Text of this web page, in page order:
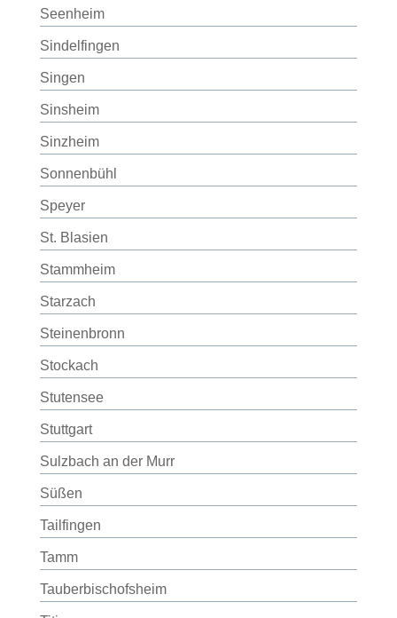
Seenheim
Sindelfingen
Singen
Sinsheim
Sinzheim
Sonnenbühl
Speyer
St. Blasien
Stammheim
Starzach
Steinenbronn
Stockach
Stutensee
Stuttgart
Sulzbach an der Murr
Süßen
Tailfingen
Tamm
Tauberbischofsheim